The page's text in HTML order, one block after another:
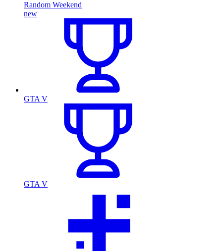
Random Weekend
new
GTA V
GTA V